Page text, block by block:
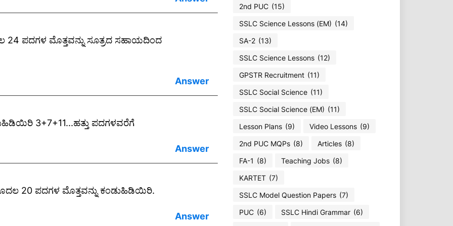
24 ಪದಗಳ ಮೊತ್ತವನ್ನು ಸೂತ್ರದ ಸಹಾಯದಿಂದ
948
3+7+11...ಹತ್ತು ಪದಗಳವರೆಗೆ
20 ಪದಗಳ ಮೊತ್ತವನ್ನು ಕಂಡುಹಿಡಿಯಿರಿ.
2nd PUC (15)
SSLC Science Lessons (EM) (14)
SA-2 (13)
SSLC Science Lessons (12)
GPSTR Recruitment (11)
SSLC Social Science (11)
SSLC Social Science (EM) (11)
Lesson Plans (9) Video Lessons (9)
2nd PUC MQPs (8) Articles (8)
FA-1 (8) Teaching Jobs (8)
KARTET (7)
SSLC Model Question Papers (7)
PUC (6) SSLC Hindi Grammar (6)